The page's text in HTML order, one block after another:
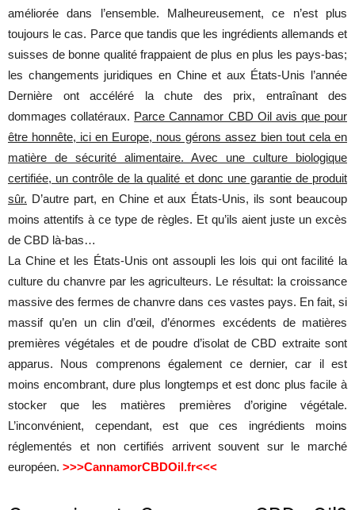
améliorée dans l’ensemble. Malheureusement, ce n’est plus
toujours le cas. Parce que tandis que les ingrédients allemands et
suisses de bonne qualité frappaient de plus en plus les pays-bas;
les changements juridiques en Chine et aux États-Unis l’année
Dernière ont accéléré la chute des prix, entraînant des
dommages collatéraux. Parce Cannamor CBD Oil avis que pour
être honnête, ici en Europe, nous gérons assez bien tout cela en
matière de sécurité alimentaire. Avec une culture biologique
certifiée, un contrôle de la qualité et donc une garantie de produit
sûr. D’autre part, en Chine et aux États-Unis, ils sont beaucoup
moins attentifs à ce type de règles. Et qu’ils aient juste un excès
de CBD là-bas…
La Chine et les États-Unis ont assoupli les lois qui ont facilité la
culture du chanvre par les agriculteurs. Le résultat: la croissance
massive des fermes de chanvre dans ces vastes pays. En fait, si
massif qu’en un clin d’œil, d’énormes excédents de matières
premières végétales et de poudre d’isolat de CBD extraite sont
apparus. Nous comprenons également ce dernier, car il est
moins encombrant, dure plus longtemps et est donc plus facile à
stocker que les matières premières d’origine végétale.
L’inconvénient, cependant, est que ces ingrédients moins
réglementés et non certifiés arrivent souvent sur le marché
européen. >>>CannamorCBDOil.fr<<<